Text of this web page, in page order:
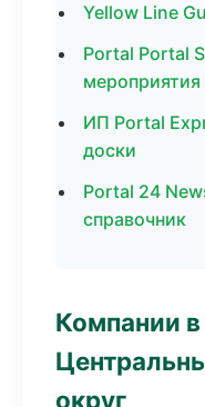
Yellow Line
Portal Portal
мероприятия
ИП Portal
доски
Portal 24
справочник
Компании в
округ